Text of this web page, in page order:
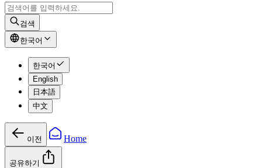
검색
한국어
한국어
English
日本語
中文
이전 Home
공유하기